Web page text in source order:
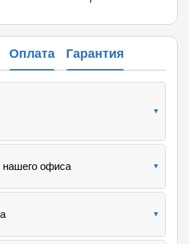
Оплата Гарантия
▼
офиса ▼
▼